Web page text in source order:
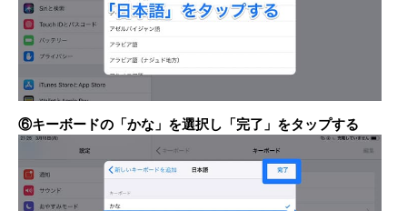
⑥キーボードの「かな」を選択し「完了」をタップする